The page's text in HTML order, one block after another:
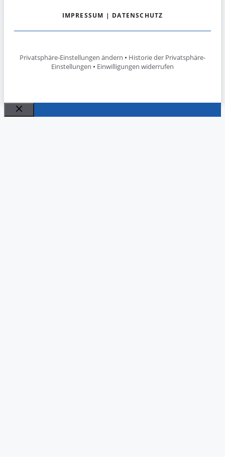
IMPRESSUM | DATENSCHUTZ
Privatsphäre-Einstellungen ändern • Historie der Privatsphäre-
Einstellungen • Einwilligungen widerrufen
Schließen